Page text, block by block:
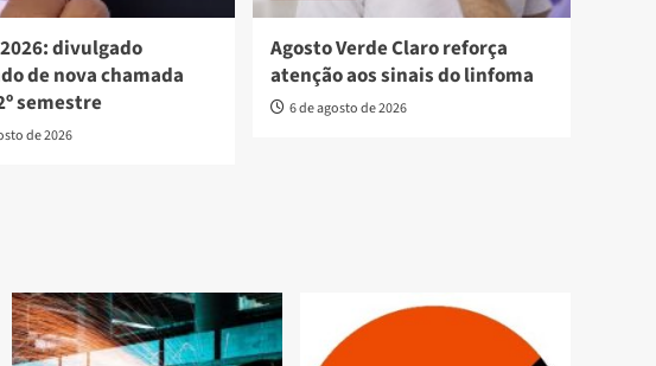
divulgado
de nova chamada
semestre
de 2026
Agosto Verde Claro reforça
atenção aos sinais do linfoma
6 de agosto de 2026